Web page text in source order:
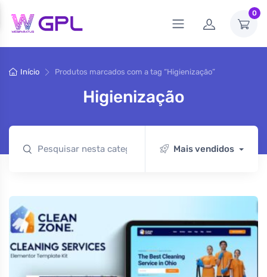
0
Início Produtos marcados com a tag “Higienização”
Higienização
Mais vendidos